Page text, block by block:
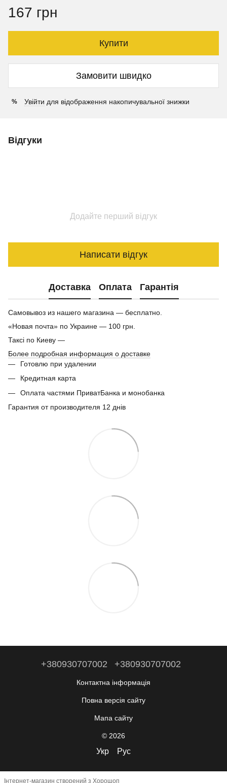
167 грн
Купити
Замовити швидко
% Увійти для відображення накопичувальної знижки
Відгуки
Додайте перший відгук
Написати відгук
Доставка Оплата Гарантія
Самовывоз из нашего магазина — бесплатно.
«Новая почта» по Украине — 100 грн.
Таксі по Киеву —
Более подробная информация о доставке
Готовлю при удалении
Кредитная карта
Оплата частями ПриватБанка и монобанка
Гарантия от производителя 12 днів
+380930707002 +380930707002
Контактна інформація
Повна версія сайту
Мапа сайту
© 2026
Укр Рус
Інтернет-магазин створений з Хорошоп